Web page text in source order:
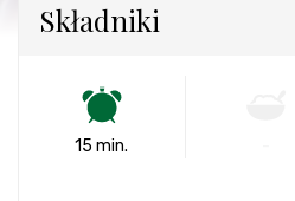
Składniki
15 min.